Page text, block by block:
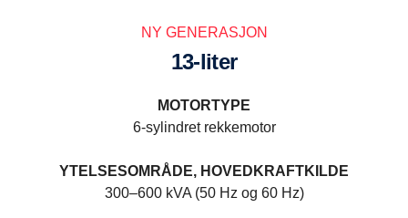
NY GENERASJON
13-liter
MOTORTYPE
6-sylindret rekkemotor
YTELSESOMRÅDE, HOVEDKRAFTKILDE
300–600 kVA (50 Hz og 60 Hz)